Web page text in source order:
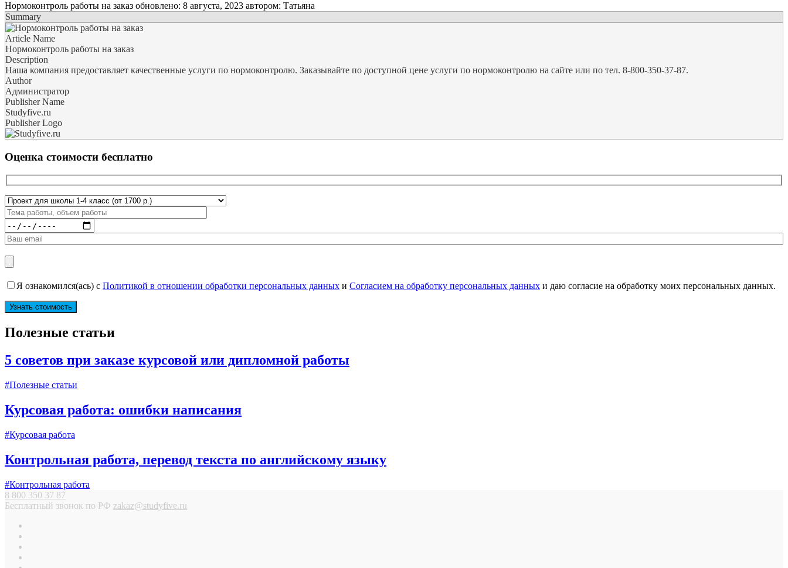
Нормоконтроль работы на заказ обновлено: 8 августа, 2023 автором: Татьяна
Summary
Article Name
Нормоконтроль работы на заказ
Description
Наша компания предоставляет качественные услуги по нормоконтролю. Заказывайте по доступной цене услуги по нормоконтролю на сайте или по тел. 8-800-350-37-87.
Author
Администратор
Publisher Name
Studyfive.ru
Publisher Logo
Оценка стоимости бесплатно
Я ознакомился(ась) с Политикой в отношении обработки персональных данных и Согласием на обработку персональных данных и даю согласие на обработку моих персональных данных.
Полезные статьи
5 советов при заказе курсовой или дипломной работы
#Полезные статьи
Курсовая работа: ошибки написания
#Курсовая работа
Контрольная работа, перевод текста по английскому языку
#Контрольная работа
8 800 350 37 87
Бесплатный звонок по РФ zakaz@studyfive.ru